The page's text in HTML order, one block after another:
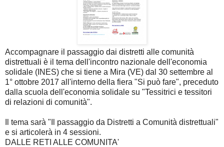
Accompagnare il passaggio dai distretti alle comunità
distrettuali è il tema dell'incontro nazionale dell'economia
solidale (INES) che si tiene a Mira (VE) dal 30 settembre al
1° ottobre 2017 all'interno della fiera "Si può fare", preceduto
dalla scuola dell'economia solidale su "Tessitrici e tessitori
di relazioni di comunità".
Il tema sarà "Il passaggio da Distretti a Comunità distrettuali"
e si articolerà in 4 sessioni.
DALLE RETI ALLE COMUNITA'